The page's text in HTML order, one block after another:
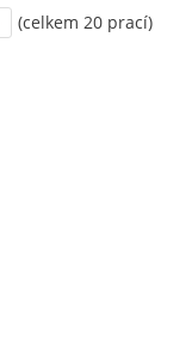
(celkem 20 prací)